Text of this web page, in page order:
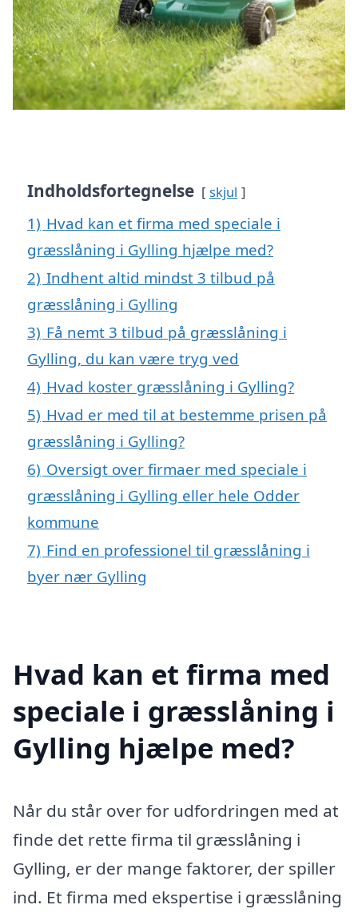
Indholdsfortegnelse skjul
1) Hvad kan et firma med speciale i
græsslåning i Gylling hjælpe med?
2) Indhent altid mindst 3 tilbud på
græsslåning i Gylling
3) Få nemt 3 tilbud på græsslåning i
Gylling, du kan være tryg ved
4) Hvad koster græsslåning i Gylling?
5) Hvad er med til at bestemme prisen på
græsslåning i Gylling?
6) Oversigt over firmaer med speciale i
græsslåning i Gylling eller hele Odder
kommune
7) Find en professionel til græsslåning i
byer nær Gylling
Hvad kan et firma med
speciale i græsslåning i
Gylling hjælpe med?
Når du står over for udfordringen med at
finde det rette firma til græsslåning i
Gylling, er der mange faktorer, der spiller
ind. Et firma med ekspertise i græsslåning